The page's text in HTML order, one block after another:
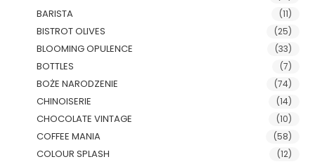
BARISTA (11)
BISTROT OLIVES (25)
BLOOMING OPULENCE (33)
BOTTLES (7)
BOŻE NARODZENIE (74)
CHINOISERIE (14)
CHOCOLATE VINTAGE (10)
COFFEE MANIA (58)
COLOUR SPLASH (12)